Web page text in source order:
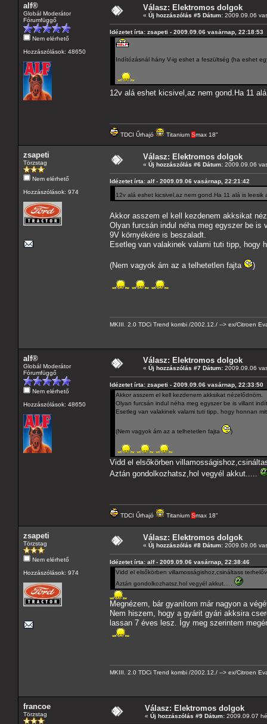
alf®
Globál Moderátor
Fórumfüggő
Nem elérhető
Hozzászólások: 48650
Válasz: Elektromos dolgok
« Új hozzászólás #5 Dátum: 2009.09.06
Idézetet írta: zsapeti - 2009.09.06 vasárnap, 22:18:53
Indítózásnál hány V-ig eshet a feszültség (ha eshet
12v alá eshet kicsivel,az nem gond.Ha 11
TDCI Űrhajó Titanium Smax 18"
zsapeti
Törzstag
Nem elérhető
Hozzászólások: 974
Válasz: Elektromos dolgok
« Új hozzászólás #6 Dátum: 2009.09.06
Idézetet írta: alf - 2009.09.06 vasárnap, 22:21:42
12v alá eshet kicsivel,az nem gond.Ha 11 alá is
Akkor asszem el kell kezdenem akksikat
Olyan furcsán indul néha meg egyszer be
9V környékére is beszaladt.
Esetleg van valakinek valami tuti tipp, hogy
(Nem vagyok ám az a telhetetlen fajta )
MKIII. 2.0 TDCi Trend kombi /2002.12./ --> ex/Citroen
alf®
Globál Moderátor
Fórumfüggő
Nem elérhető
Hozzászólások: 48650
Válasz: Elektromos dolgok
« Új hozzászólás #7 Dátum: 2009.09.06
Idézetet írta: zsapeti - 2009.09.06 vasárnap, 22:33:50
Akkor asszem el kell kezdenem akksikat nézelődnöm.
Olyan furcsán indul néha meg egyszer be is villant
Esetleg van valakinek valami tuti tipp, hogy honnan
(Nem vagyok ám az a telhetetlen fajta )
Vidd el elsőkörben
Aztán gondolkozhatsz,hol vegyél akkut.....
TDCI Űrhajó Titanium Smax 18"
zsapeti
Törzstag
Nem elérhető
Hozzászólások: 974
Válasz: Elektromos dolgok
« Új hozzászólás #8 Dátum: 2009.09.06
Idézetet írta: alf - 2009.09.06 vasárnap, 22:38:46
Vidd el elsőkörben villamosságishoz,csináltass
Aztán gondolkozhatsz,hol vegyél akkut.....
Megnézem, bár gyanítom már nagyon a
Nem hiszem, hogy a gyárit gyári akksira
lassan 7 éves lesz. Így meg szerintem
MKIII. 2.0 TDCi Trend kombi /2002.12./ --> ex/Citroen
francoe
Törzstag
Válasz: Elektromos dolgok
« Új hozzászólás #9 Dátum: 2009.09.07